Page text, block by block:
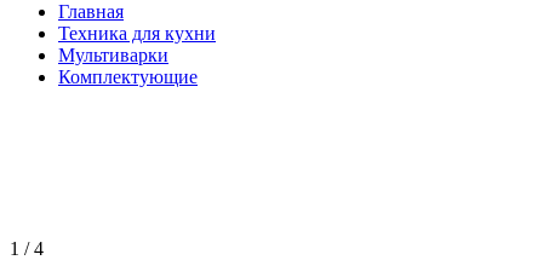
Главная
Техника для кухни
Мультиварки
Комплектующие
1 / 4